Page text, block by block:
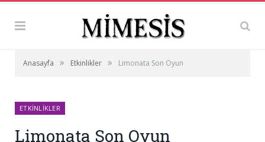
Anasayfa » Etkinlikler » Limonata Son Oyun
ETKINLIKLER
Limonata Son Oyun